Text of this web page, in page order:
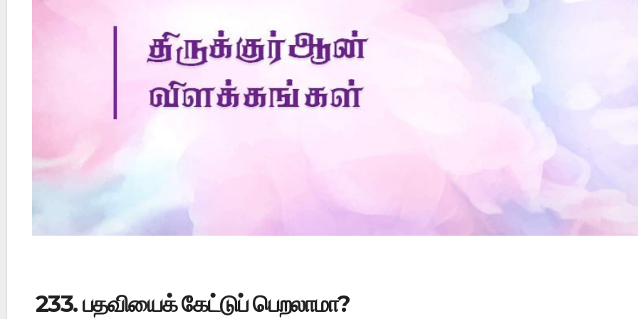
233. பதவியைக் கேட்டுப் பெறலாமா?
Did Jesus Resurrect on Sunday or Monday? Is Prophet Muhammad superior to Jesus?